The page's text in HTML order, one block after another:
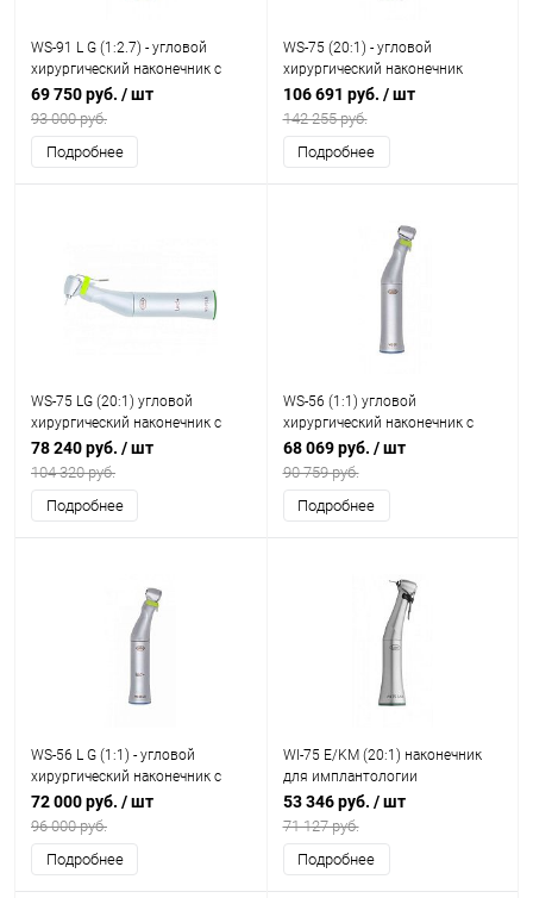
WS-91 L G (1:2.7) - угловой
хирургический наконечник с
генератором
69 750 руб. / шт
93 000 руб.
Подробнее
WS-75 (20:1) - угловой
хирургический наконечник
106 691 руб. / шт
142 255 руб.
Подробнее
WS-75 LG (20:1) угловой
хирургический наконечник с
генератором
78 240 руб. / шт
104 320 руб.
Подробнее
WS-56 (1:1) угловой
хирургический наконечник с
внешним спреем, 1:1
68 069 руб. / шт
90 759 руб.
Подробнее
WS-56 L G (1:1) - угловой
хирургический наконечник с
генератором света
72 000 руб. / шт
96 000 руб.
Подробнее
WI-75 E/KM (20:1) наконечник
для имплантологии
53 346 руб. / шт
71 127 руб.
Подробнее